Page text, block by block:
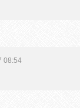
08:54